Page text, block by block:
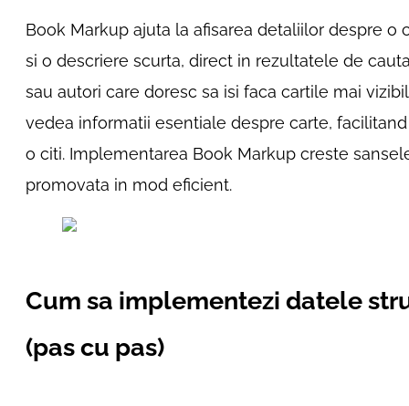
Book Markup ajuta la afisarea detaliilor despre o
si o descriere scurta, direct in rezultatele de
sau autori care doresc sa isi faca cartile mai
vedea informatii esentiale despre carte,
o citi. Implementarea Book Markup creste
promovata in mod eficient.
Cum sa implementezi datele
(pas cu pas)